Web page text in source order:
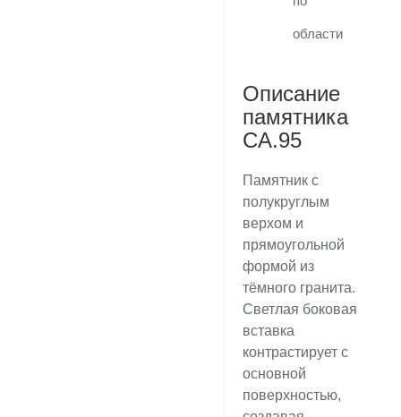
области
Описание
памятника
CA.95
Памятник с
полукруглым
верхом и
прямоугольной
формой из
тёмного гранита.
Светлая боковая
вставка
контрастирует с
основной
поверхностью,